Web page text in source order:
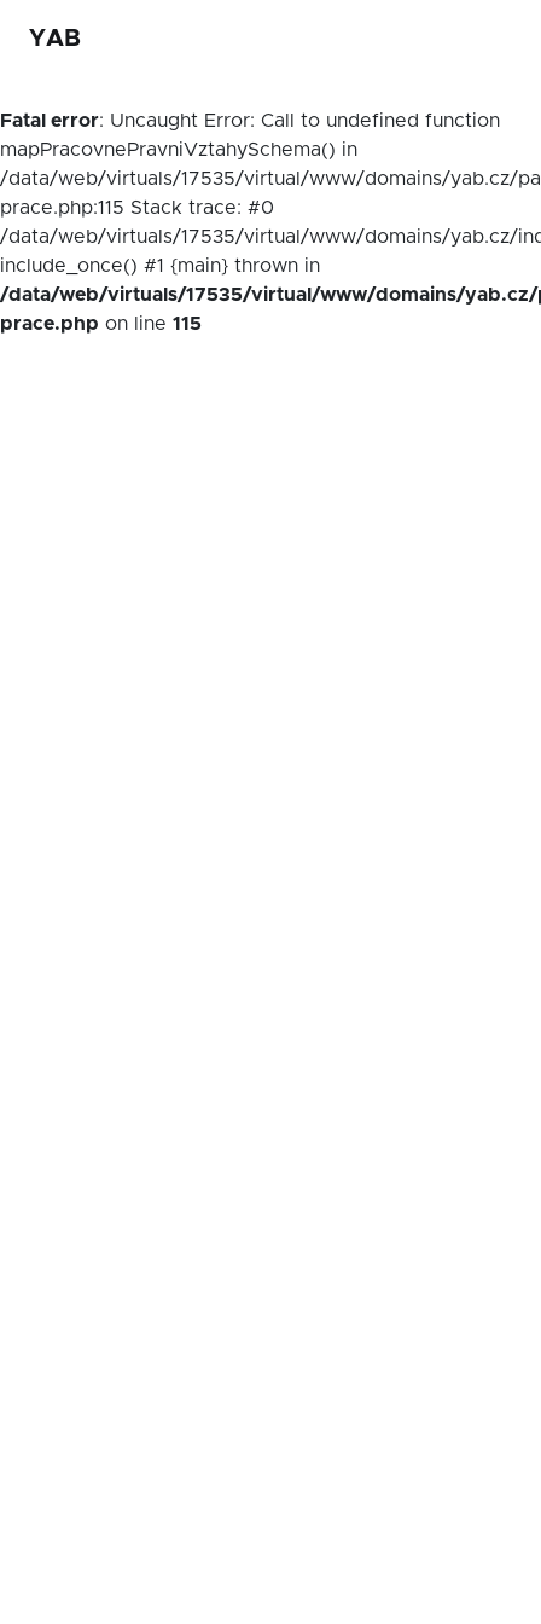
YAB
Fatal error: Uncaught Error: Call to undefined function
mapPracovnePravniVztahySchema() in
/data/web/virtuals/17535/virtual/www/domains/yab.cz/
prace.php:115 Stack trace: #0
/data/web/virtuals/17535/virtual/www/domains/yab.cz/
include_once() #1 {main} thrown in
/data/web/virtuals/17535/virtual/www/domains/yab.cz/
prace.php on line 115